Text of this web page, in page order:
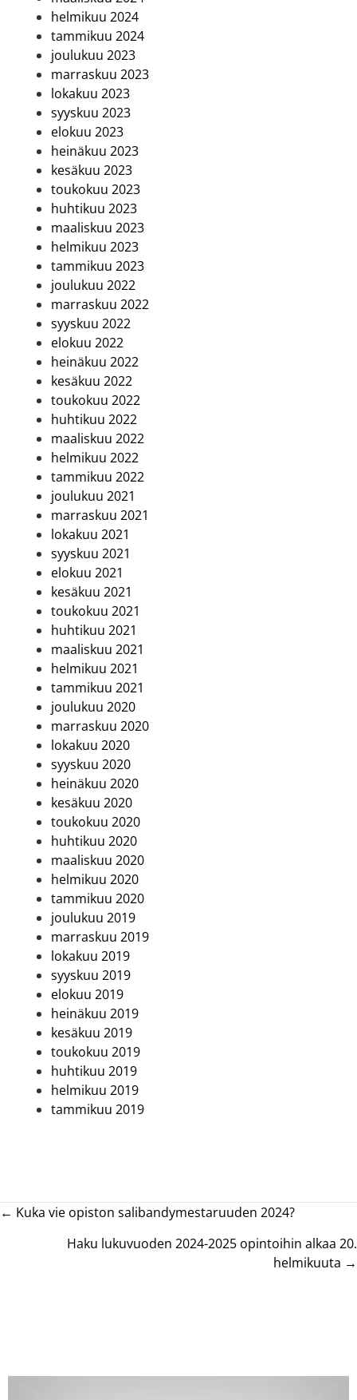
helmikuu 2024
tammikuu 2024
joulukuu 2023
marraskuu 2023
lokakuu 2023
syyskuu 2023
elokuu 2023
heinäkuu 2023
kesäkuu 2023
toukokuu 2023
huhtikuu 2023
maaliskuu 2023
helmikuu 2023
tammikuu 2023
joulukuu 2022
marraskuu 2022
syyskuu 2022
elokuu 2022
heinäkuu 2022
kesäkuu 2022
toukokuu 2022
huhtikuu 2022
maaliskuu 2022
helmikuu 2022
tammikuu 2022
joulukuu 2021
marraskuu 2021
lokakuu 2021
syyskuu 2021
elokuu 2021
kesäkuu 2021
toukokuu 2021
huhtikuu 2021
maaliskuu 2021
helmikuu 2021
tammikuu 2021
joulukuu 2020
marraskuu 2020
lokakuu 2020
syyskuu 2020
heinäkuu 2020
kesäkuu 2020
toukokuu 2020
huhtikuu 2020
maaliskuu 2020
helmikuu 2020
tammikuu 2020
joulukuu 2019
marraskuu 2019
lokakuu 2019
syyskuu 2019
elokuu 2019
heinäkuu 2019
kesäkuu 2019
toukokuu 2019
huhtikuu 2019
helmikuu 2019
tammikuu 2019
Posts
navigation
← Kuka vie opiston salibandymestaruuden 2024?
Haku lukuvuoden 2024-2025 opintoihin alkaa 20.
helmikuuta →